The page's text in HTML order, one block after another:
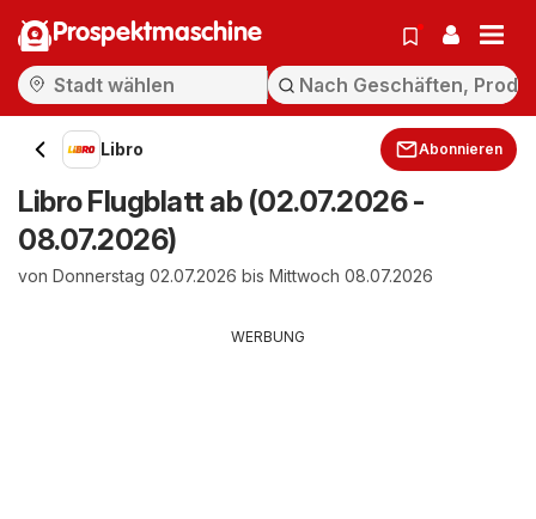
Prospektmaschine
Libro Abonnieren
Libro Flugblatt ab (02.07.2026 -
08.07.2026)
von Donnerstag 02.07.2026 bis Mittwoch 08.07.2026
WERBUNG